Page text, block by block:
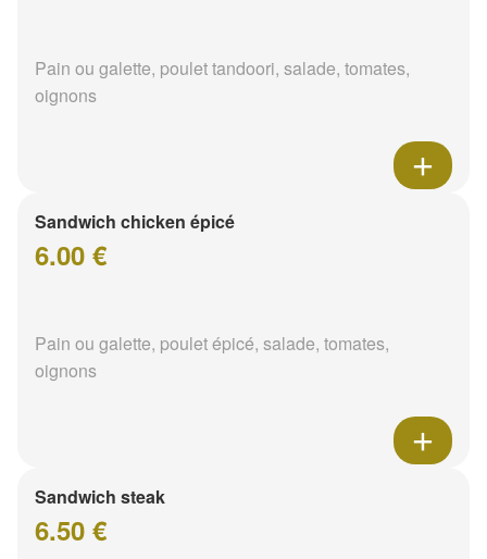
Pain ou galette, poulet tandoori, salade, tomates,
oignons
Sandwich chicken épicé
6.00 €
Pain ou galette, poulet épicé, salade, tomates,
oignons
Sandwich steak
6.50 €